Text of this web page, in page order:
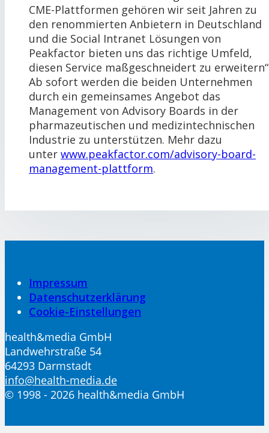
CME-Plattformen gehören wir seit Jahren zu
den renommierten Anbietern in Deutschland
und die Social Intranet Lösungen von
Peakfactor bieten uns das richtige Umfeld,
diesen Service maßgeschneidert zu
Ab sofort werden die beiden Unternehmen
durch ein gemeinsames Angebot das
Management von Advisory Boards in der
pharmazeutischen und medizintechnischen
Industrie zu unterstützen. Mehr dazu
unter www.peakfactor.com/advisory-board-
management-plattform.
Impressum
Datenschutzerklärung
Cookie-Einstellungen
health&media GmbH
Landwehrstraße 54
64293 Darmstadt
info@health-media.de
© 1998 - 2026 health&media GmbH